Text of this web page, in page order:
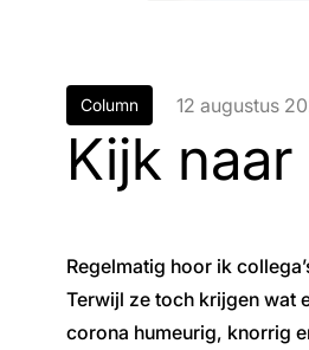
Column 12 augustus
Kijk
Regelmatig hoor ik
Terwijl ze toch krijgen wat
corona humeurig, knorrig